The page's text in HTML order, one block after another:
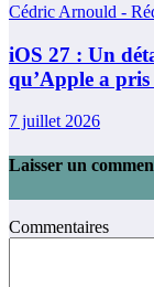
Cédric Arnould -
iOS 27 : Un
qu’Apple a
7 juillet 2026
Laisser un
Commentaires